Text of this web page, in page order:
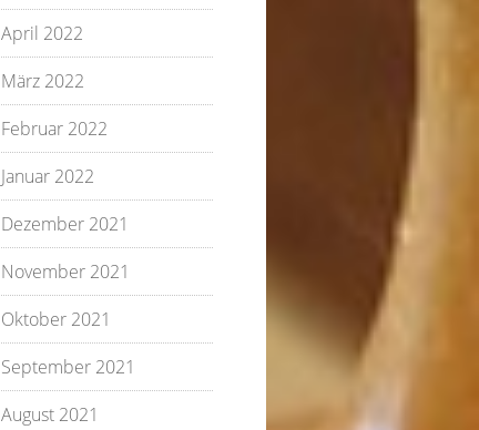
April 2022
März 2022
Februar 2022
Januar 2022
Dezember 2021
November 2021
Oktober 2021
September 2021
August 2021